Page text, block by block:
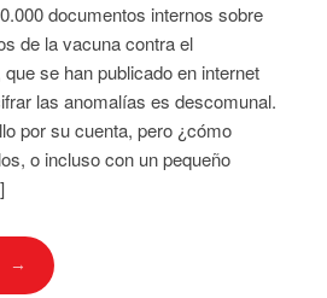
documentos internos sobre
de la vacuna contra el
se han publicado en internet
las anomalías es descomunal.
por su cuenta, pero ¿cómo
o incluso con un pequeño
→